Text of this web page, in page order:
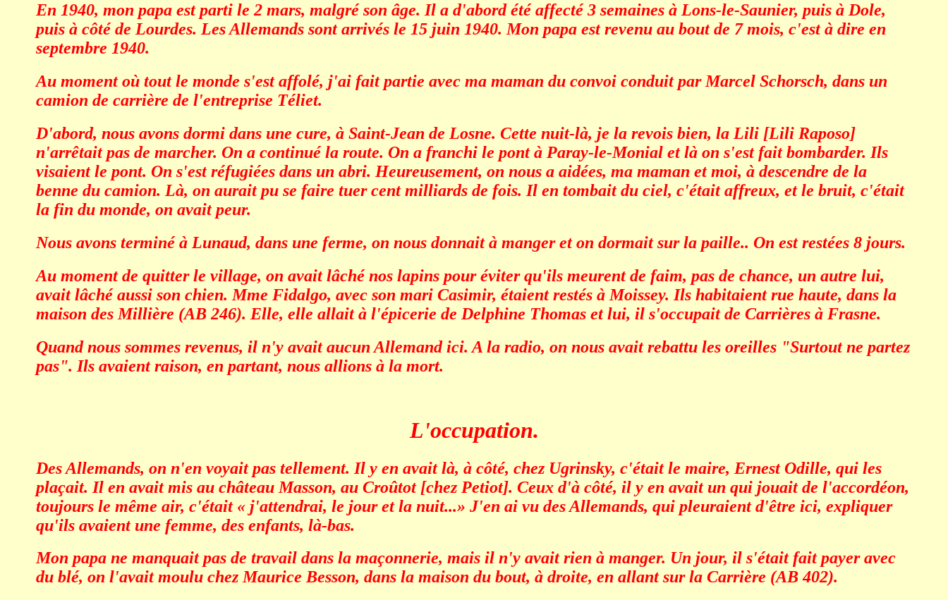
En 1940, mon papa est parti le 2 mars, malgré son âge. Il a d'abord été affecté 3 semaines à Lons-le-Saunier, puis à Dole,
puis à côté de Lourdes. Les Allemands sont arrivés le 15 juin 1940. Mon papa est revenu au bout de 7 mois, c'est à dire en
septembre 1940.
Au moment où tout le monde s'est affolé, j'ai fait partie avec ma maman du convoi conduit par Marcel Schorsch, dans un
camion de carrière de l'entreprise Téliet.
D'abord, nous avons dormi dans une cure, à Saint-Jean de Losne. Cette nuit-là, je la revois bien, la Lili [Lili Raposo]
n'arrêtait pas de marcher. On a continué la route. On a franchi le pont à Paray-le-Monial et là on s'est fait bombarder. Ils
visaient le pont. On s'est réfugiées dans un abri. Heureusement, on nous a aidées, ma maman et moi, à descendre de la
benne du camion. Là, on aurait pu se faire tuer cent milliards de fois. Il en tombait du ciel, c'était affreux, et le bruit, c'était
la fin du monde, on avait peur.
Nous avons terminé à Lunaud, dans une ferme, on nous donnait à manger et on dormait sur la paille.. On est restées 8 jours.
Au moment de quitter le village, on avait lâché nos lapins pour éviter qu'ils meurent de faim, pas de chance, un autre lui,
avait lâché aussi son chien. Mme Fidalgo, avec son mari Casimir, étaient restés à Moissey. Ils habitaient rue haute, dans la
maison des Millière (AB 246). Elle, elle allait à l'épicerie de Delphine Thomas et lui, il s'occupait de Carrières à Frasne.
Quand nous sommes revenus, il n'y avait aucun Allemand ici. A la radio, on nous avait rebattu les oreilles "Surtout ne partez
pas". Ils avaient raison, en partant, nous allions à la mort.
L'occupation.
Des Allemands, on n'en voyait pas tellement. Il y en avait là, à côté, chez Ugrinsky, c'était le maire, Ernest Odille, qui les
plaçait. Il en avait mis au château Masson, au Croûtot [chez Petiot]. Ceux d'à côté, il y en avait un qui jouait de l'accordéon,
toujours le même air, c'était « j'attendrai, le jour et la nuit...» J'en ai vu des Allemands, qui pleuraient d'être ici, expliquer
qu'ils avaient une femme, des enfants, là-bas.
Mon papa ne manquait pas de travail dans la maçonnerie, mais il n'y avait rien à manger. Un jour, il s'était fait payer avec
du blé, on l'avait moulu chez Maurice Besson, dans la maison du bout, à droite, en allant sur la Carrière (AB 402).